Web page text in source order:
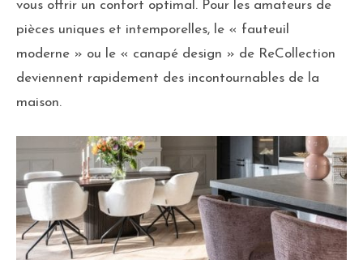
vous offrir un confort optimal. Pour les amateurs de
pièces uniques et intemporelles, le « fauteuil
moderne » ou le « canapé design » de ReCollection
deviennent rapidement des incontournables de la
maison.